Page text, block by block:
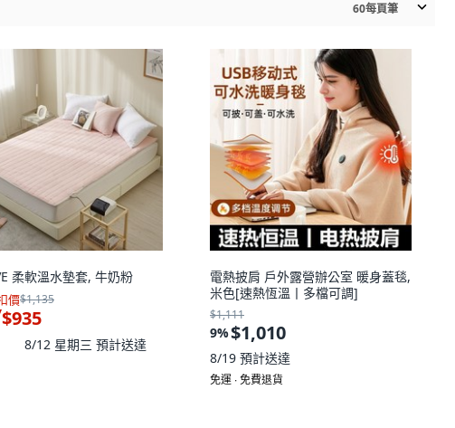
60每頁筆
柔軟溫水墊套, 牛奶粉
價$1,135
$935
8/12 星期三 預計送達
電熱披肩 戶外露營辦公室 暖身蓋毯,
米色[速熱恆溫丨多檔可調]
$1,111
9%$1,010
8/19 預計送達
免運 ∙ 免費退貨